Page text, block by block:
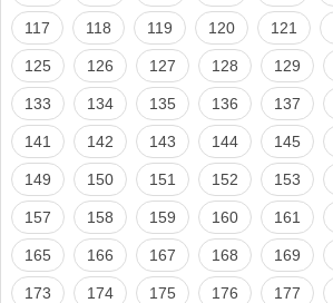
117 118 119 120 121
125 126 127 128 129
133 134 135 136 137
141 142 143 144 145
149 150 151 152 153
157 158 159 160 161
165 166 167 168 169
173 174 175 176 177